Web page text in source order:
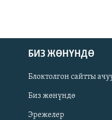
Русский
БИЗ ЖӨНҮНДӨ
Блоктолгон сайтты
Биз жөнүндө
Эрежелер